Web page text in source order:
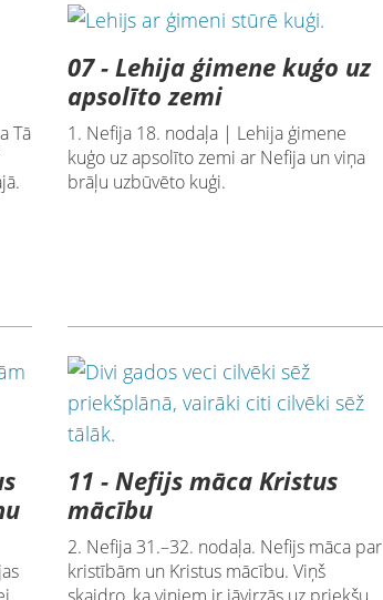
Tā
07 - Lehija ģimene kuģo uz
apsolīto zemi
1. Nefija 18. nodaļa | Lehija ģimene
kuģo uz apsolīto zemi ar Nefija un viņa
brāļu uzbūvēto kuģi.
11 - Nefijs māca Kristus
mācību
2. Nefija 31.–32. nodaļa. Nefijs māca par
kristībām un Kristus mācību. Viņš